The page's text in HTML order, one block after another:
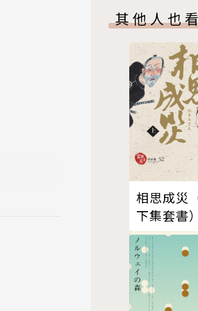
襲之
點點滴
失的過
河裡重
人，正
其他人也
相思成災
下集套書）